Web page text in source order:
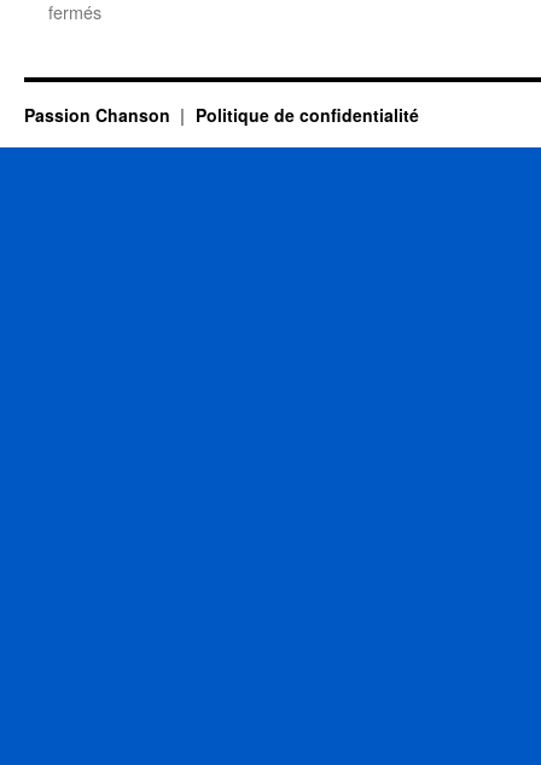
ferméssur
Passion Chanson Politique de confidentialité